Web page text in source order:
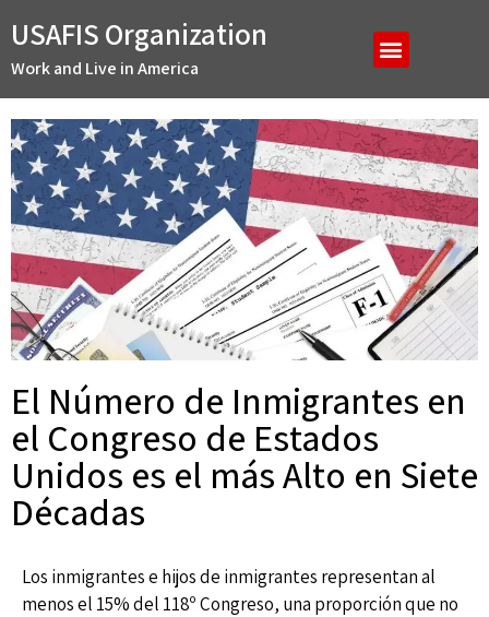
USAFIS Organization
Work and Live in America
El Número de Inmigrantes en
el Congreso de Estados
Unidos es el más Alto en Siete
Décadas
Los inmigrantes e hijos de inmigrantes representan al
menos el 15% del 118º Congreso, una proporción que no